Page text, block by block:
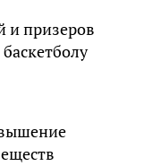
и призеров